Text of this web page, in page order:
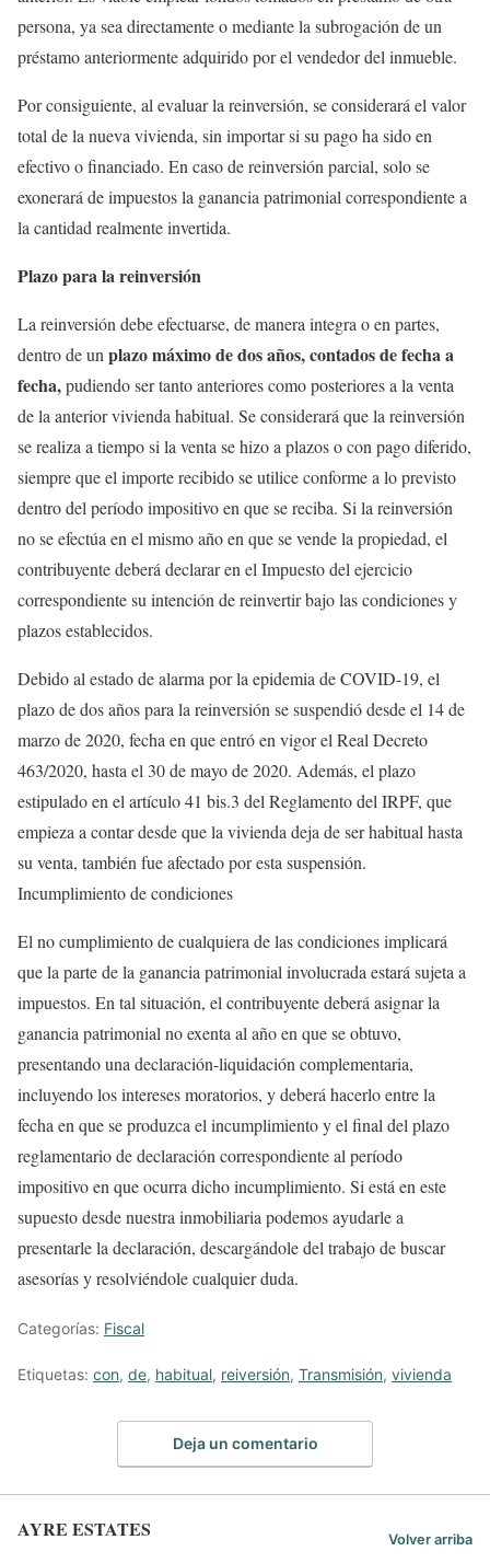
persona, ya sea directamente o mediante la subrogación de un
préstamo anteriormente adquirido por el vendedor del inmueble.
Por consiguiente, al evaluar la reinversión, se considerará el valor
total de la nueva vivienda, sin importar si su pago ha sido en
efectivo o financiado. En caso de reinversión parcial, solo se
exonerará de impuestos la ganancia patrimonial correspondiente a
la cantidad realmente invertida.
Plazo para la reinversión
La reinversión debe efectuarse, de manera integra o en partes,
dentro de un plazo máximo de dos años, contados de fecha a
fecha,pudiendo ser tanto anteriores como posteriores a la venta
de la anterior vivienda habitual. Se considerará que la reinversión
se realiza a tiempo si la venta se hizo a plazos o con pago diferido,
siempre que el importe recibido se utilice conforme a lo previsto
dentro del período impositivo en que se reciba. Si la reinversión
no se efectúa en el mismo año en que se vende la propiedad, el
contribuyente deberá declarar en el Impuesto del ejercicio
correspondiente su intención de reinvertir bajo las condiciones y
plazos establecidos.
Debido al estado de alarma por la epidemia de COVID-19, el
plazo de dos años para la reinversión se suspendió desde el 14 de
marzo de 2020, fecha en que entró en vigor el Real Decreto
463/2020, hasta el 30 de mayo de 2020. Además, el plazo
estipulado en el artículo 41 bis.3 del Reglamento del IRPF, que
empieza a contar desde que la vivienda deja de ser habitual hasta
su venta, también fue afectado por esta suspensión.
Incumplimiento de condiciones
El no cumplimiento de cualquiera de las condiciones implicará
que la parte de la ganancia patrimonial involucrada estará sujeta a
impuestos. En tal situación, el contribuyente deberá asignar la
ganancia patrimonial no exenta al año en que se obtuvo,
presentando una declaración-liquidación complementaria,
incluyendo los intereses moratorios, y deberá hacerlo entre la
fecha en que se produzca el incumplimiento y el final del plazo
reglamentario de declaración correspondiente al período
impositivo en que ocurra dicho incumplimiento. Si está en este
supuesto desde nuestra inmobiliaria podemos ayudarle a
presentarle la declaración, descargándole del trabajo de buscar
asesorías y resolviéndole cualquier duda.
Categorías: Fiscal
Etiquetas: con, de, habitual, reiversión, Transmisión, vivienda
Deja un comentario
AYRE ESTATES Volver arriba